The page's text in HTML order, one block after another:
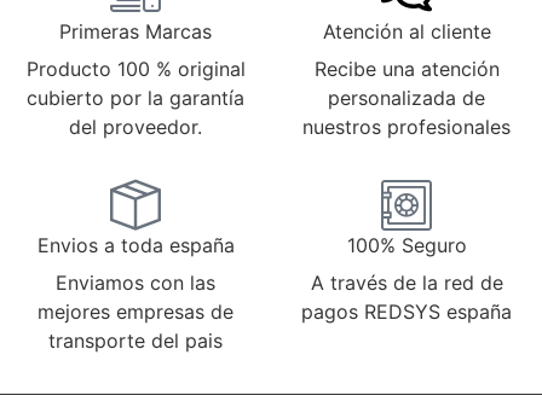
Primeras Marcas
Producto 100 % original
cubierto por la garantía
del proveedor.
Atención al cliente
Recibe una atención
personalizada de
nuestros profesionales
Envios a toda españa
Enviamos con las
mejores empresas de
transporte del pais
100% Seguro
A través de la red de
pagos REDSYS españa